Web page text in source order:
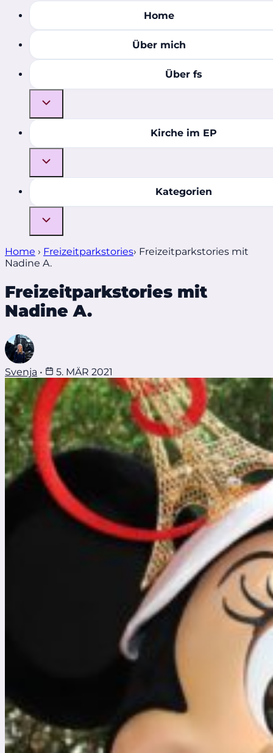
Home
Über mich
Über fs
Kirche im EP
Kategorien
Home › Freizeitparkstories› Freizeitparkstories mit
Nadine A.
Freizeitparkstories mit
Nadine A.
Svenja • 5. MÄR 2021